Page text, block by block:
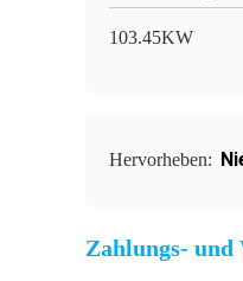
103.45KW
Hervorheben:
Zahlungs- und